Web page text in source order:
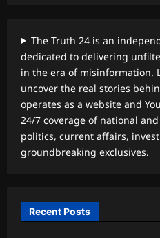
The Truth 24 is an
dedicated to delivering
in the era of misinformation.
uncover the real stories
operates as a website and
24/7 coverage of national
politics, current affairs,
groundbreaking exclusives.
Recent Posts